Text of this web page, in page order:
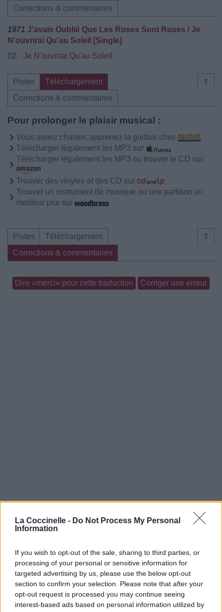
La Coccinelle - Do Not Process My Personal
Information
If you wish to opt-out of the sale, sharing to third parties, or
processing of your personal or sensitive information for
targeted advertising by us, please use the below opt-out
section to confirm your selection. Please note that after your
opt-out request is processed you may continue seeing
interest-based ads based on personal information utilized by
Corrections & commentaires
1971 J'avais Oublié Que Les Roses Sont Roses / Je
N'ouvrirai Qu'au Soleil [Single]
02.
Je N'ouvrirai Qu'au Soleil
⇑
Pistes
Téléchargement
Corrections & commentaires
Pour prolonger le plaisir musical :
Vous aimez chanter, apprenez la guitare chez
Télécharger légalement les MP3 sur
Télécharger légalement les MP3 ou trouver le CD sur
Trouver des vinyles et des CD sur
Trouver un instrument de musique ou une partition au
meilleur prix sur
⇑
Pistes
Téléchargement
Corrections & commentaires
Dire «merci» pour cette traduction Corriger une erreur